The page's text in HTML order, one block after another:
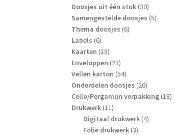
Doosjes uit één stuk 3030
producten
Samengestelde doosjes 55
Thema doosjes 66
Labels 66
producten
Kaarten 1818
producten
Enveloppen 2323
producten
Vellen karton 5454
producten
Onderdelen doosjes 2626
producten
Cello/Pergamijn verpakking 1818
Drukwerk 1111
producten
Digitaal drukwerk 44
Folie drukwerk 33